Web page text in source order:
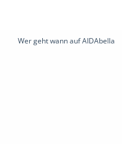
Wer geht wann auf AIDAbella